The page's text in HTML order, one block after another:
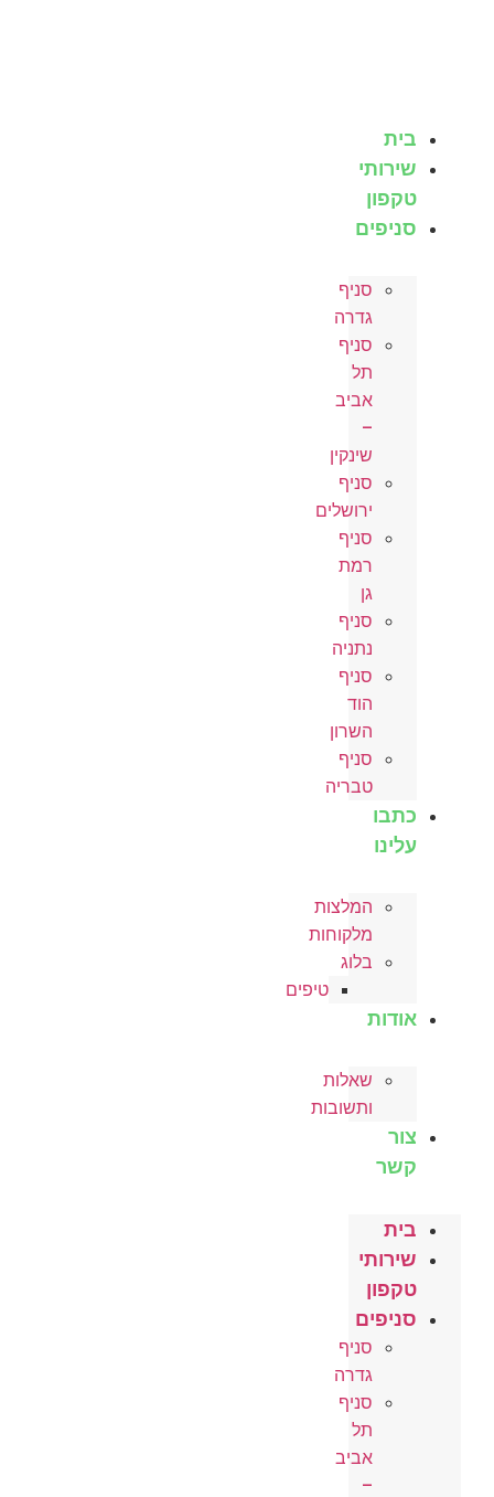
בית
שירותי
טקפון
סניפים
סניף
גדרה
סניף
תל
אביב
–
שינקין
סניף
ירושלים
סניף
רמת
גן
סניף
נתניה
סניף
הוד
השרון
סניף
טבריה
כתבו
עלינו
המלצות
מלקוחות
בלוג
טיפים
אודות
שאלות
ותשובות
צור
קשר
בית
שירותי
טקפון
סניפים
סניף
גדרה
סניף
תל
אביב
–